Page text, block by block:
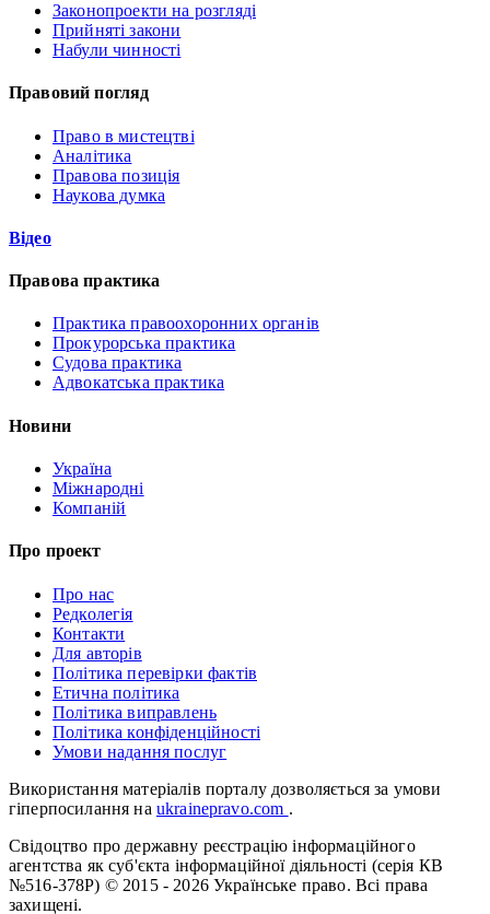
Законопроекти на розгляді
Прийняті закони
Набули чинності
Правовий погляд
Право в мистецтві
Аналітика
Правова позиція
Наукова думка
Відео
Правова практика
Практика правоохоронних органів
Прокурорська практика
Судова практика
Адвокатська практика
Новини
Україна
Міжнародні
Компаній
Про проект
Про нас
Редколегія
Контакти
Для авторів
Політика перевірки фактів
Етична політика
Політика виправлень
Політика конфіденційності
Умови надання послуг
Використання матеріалів порталу дозволяється за умови
гіперпосилання на ukrainepravo.com .
Свідоцтво про державну реєстрацію інформаційного
агентства як суб'єкта інформаційної діяльності (серія КВ
№516-378Р) © 2015 - 2026 Українське право. Всі права
захищені.